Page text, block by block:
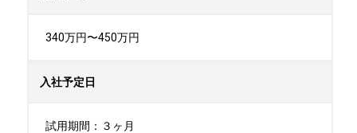
340万円〜450万円
入社予定日
試用期間：３ヶ月